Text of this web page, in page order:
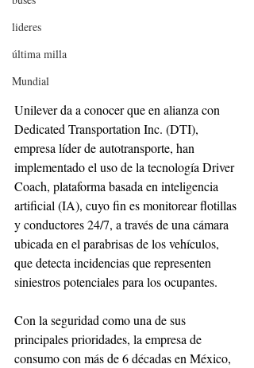
lideres
última milla
Mundial
Unilever da a conocer que en alianza con
Dedicated Transportation Inc. (DTI),
empresa líder de autotransporte, han
implementado el uso de la tecnología Driver
Coach, plataforma basada en inteligencia
artificial (IA), cuyo fin es monitorear flotillas
y conductores 24/7, a través de una cámara
ubicada en el parabrisas de los vehículos,
que detecta incidencias que representen
siniestros potenciales para los ocupantes.
Con la seguridad como una de sus
principales prioridades, la empresa de
consumo con más de 6 décadas en México,